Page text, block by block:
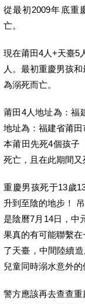
從最初2009年底重
亡。
現在莆田4人+天臺5
人。最初重慶男孩
為溺死而亡。
莆田4人地址為：福
地址為：福建省莆
本莆田先死4個孩子
死亡，且在此期間又
重慶男孩死于13歲
升到至陰的地步！
是陰曆7月14日，中
果真的有可能聯繫
了天臺，中間陸續
兒童同時溺水意外的
警方應該再去查查